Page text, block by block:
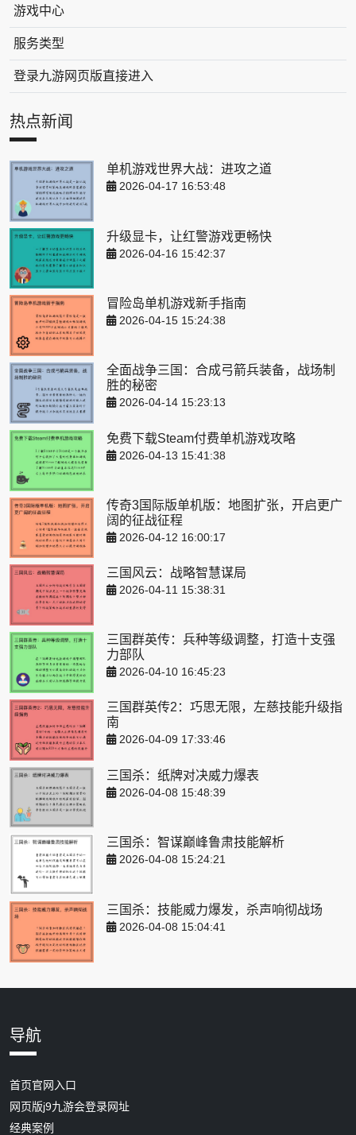
游戏中心
服务类型
登录九游网页版直接进入
热点新闻
单机游戏世界大战：进攻之道
2026-04-17 16:53:48
升级显卡，让红警游戏更畅快
2026-04-16 15:42:37
冒险岛单机游戏新手指南
2026-04-15 15:24:38
全面战争三国：合成弓箭兵装备，战场制
胜的秘密
2026-04-14 15:23:13
免费下载Steam付费单机游戏攻略
2026-04-13 15:41:38
传奇3国际版单机版：地图扩张，开启更广
阔的征战征程
2026-04-12 16:00:17
三国风云：战略智慧谋局
2026-04-11 15:38:31
三国群英传：兵种等级调整，打造十支强
力部队
2026-04-10 16:45:23
三国群英传2：巧思无限，左慈技能升级指
南
2026-04-09 17:33:46
三国杀：纸牌对决威力爆表
2026-04-08 15:48:39
三国杀：智谋巅峰鲁肃技能解析
2026-04-08 15:24:21
三国杀：技能威力爆发，杀声响彻战场
2026-04-08 15:04:41
导航
首页官网入口
网页版j9九游会登录网址
经典案例